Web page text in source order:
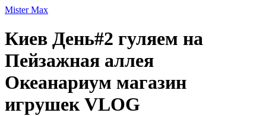
Mister Max
Киев День#2 гуляем на
Пейзажная аллея
Океанариум магазин
игрушек VLOG